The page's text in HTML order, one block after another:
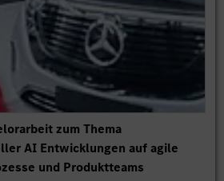
zum Thema
AI Entwicklungen auf agile
und Produktteams